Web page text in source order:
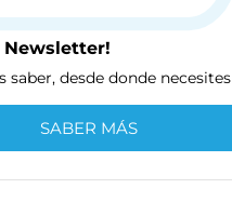
Newsletter!
saber, desde donde necesites
SABER MÁS